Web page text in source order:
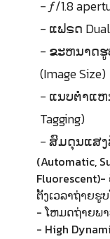
- ƒ/1.8
- ແຟຣດ
- ຂະຫນາດຮູ
(Image Size)
- ແນບຕ່ຳແຫ
Tagging)
- ສົມດຸນແສ
(Automatic,
ຕັ້ງເວລາຖ່າຍຮູ
- ໂຫມດຖ່າຍພາ
- High